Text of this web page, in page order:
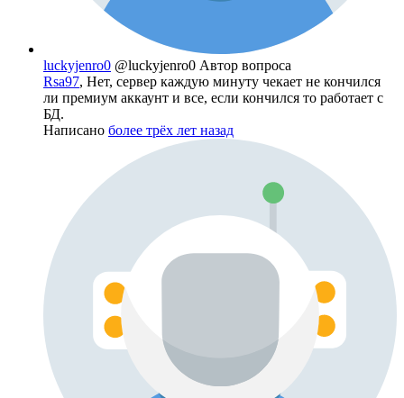
luckyjenro0 @luckyjenro0 Автор вопроса
Rsa97, Нет, сервер каждую минуту чекает не кончился
ли премиум аккаунт и все, если кончился то работает с
БД.
Написано более трёх лет назад